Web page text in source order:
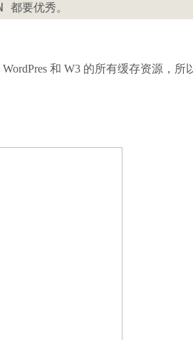
都要优秀。
和 W3 的所有缓存资源，所